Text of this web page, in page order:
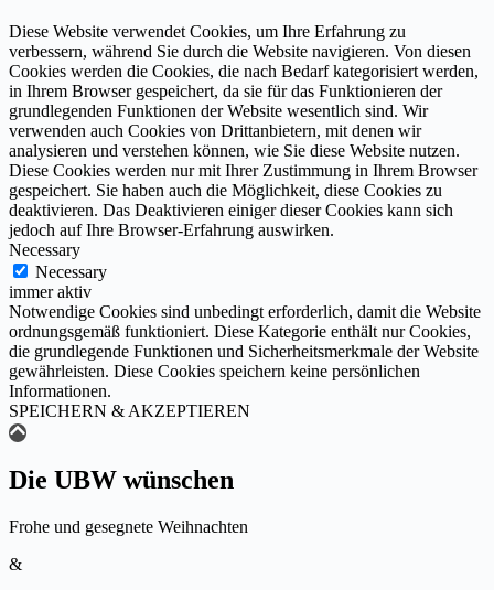
Diese Website verwendet Cookies, um Ihre Erfahrung zu
verbessern, während Sie durch die Website navigieren. Von diesen
Cookies werden die Cookies, die nach Bedarf kategorisiert werden,
in Ihrem Browser gespeichert, da sie für das Funktionieren der
grundlegenden Funktionen der Website wesentlich sind. Wir
verwenden auch Cookies von Drittanbietern, mit denen wir
analysieren und verstehen können, wie Sie diese Website nutzen.
Diese Cookies werden nur mit Ihrer Zustimmung in Ihrem Browser
gespeichert. Sie haben auch die Möglichkeit, diese Cookies zu
deaktivieren. Das Deaktivieren einiger dieser Cookies kann sich
jedoch auf Ihre Browser-Erfahrung auswirken.
Necessary
Necessary
immer aktiv
Notwendige Cookies sind unbedingt erforderlich, damit die Website
ordnungsgemäß funktioniert. Diese Kategorie enthält nur Cookies,
die grundlegende Funktionen und Sicherheitsmerkmale der Website
gewährleisten. Diese Cookies speichern keine persönlichen
Informationen.
SPEICHERN & AKZEPTIEREN
Die UBW wünschen
Frohe und gesegnete Weihnachten
&